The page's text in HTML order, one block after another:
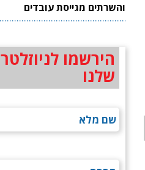
והשרתים מגייסת עובדים
הירשמו לניוזלטר
שלנו